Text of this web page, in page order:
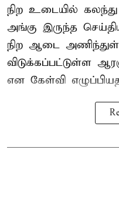
நிற உடையில்
அங்கு இருந்த
நிற ஆடை
விடுக்கப்பட்டுள்ள
என கேள்வி